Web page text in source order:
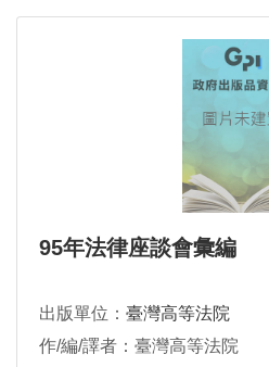
95年法律座談會彙編
出版單位： 臺灣高等法院
作/編/譯者：臺灣高等法院